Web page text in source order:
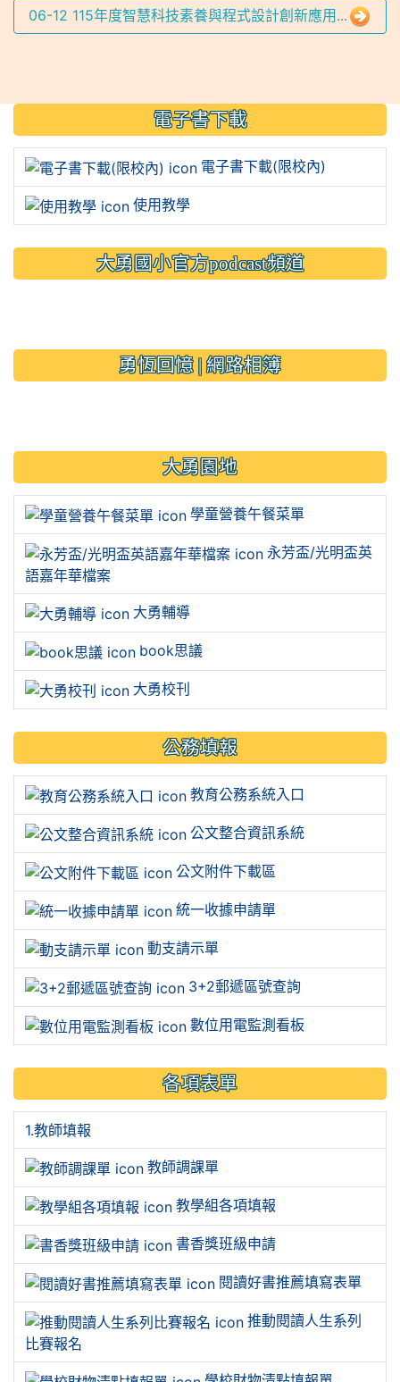
06-12 115年度智慧科技素養與程式設計創新應用...
::: 電子書下載
電子書下載(限校內)
使用教學
大勇國小官方podcast頻道
勇恆回憶 | 網路相簿
大勇園地
學童營養午餐菜單
永芳盃/光明盃英
語嘉年華檔案
大勇輔導
book思議
大勇校刊
公務填報
教育公務系統入口
公文整合資訊系統
公文附件下載區
統一收據申請單
動支請示單
3+2郵遞區號查詢
數位用電監測看板
各項表單
1.教師填報
教師調課單
教學組各項填報
書香獎班級申請
閱讀好書推薦填寫表單
推動閱讀人生系列
比賽報名